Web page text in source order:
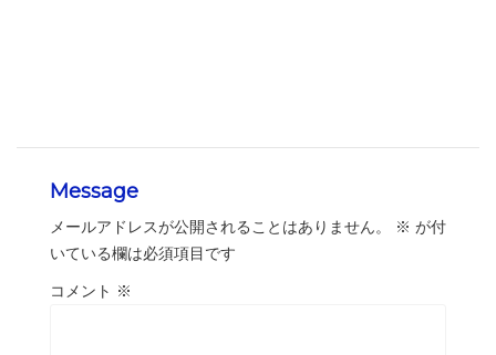
Message
メールアドレスが公開されることはありません。 ※ が付
いている欄は必須項目です
コメント ※